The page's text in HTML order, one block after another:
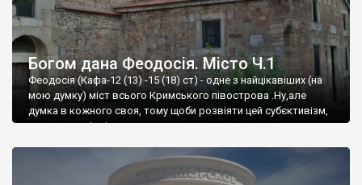
Богом дана Феодосія. Місто Ч.1
Феодосія (Кафа-12 (13) -15 (18) ст) - одне з найцікавіших (на
мою думку) міст всього Кримського півострова .Ну,але
думка в кожного своя, тому щоби розвіяти цей субєктивізм,
запрошую відвідати це